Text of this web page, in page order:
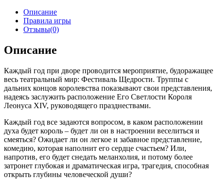
Описание
Правила игры
Отзывы(0)
Описание
Каждый год при дворе проводится мероприятие, будоражащее
весь театральный мир: Фестиваль Щедрости. Труппы с
дальних концов королевства показывают свои представления,
надеясь заслужить расположение Его Светлости Короля
Леонуса XIV, руководящего празднествами.
Каждый год все задаются вопросом, в каком расположении
духа будет король – будет ли он в настроении веселиться и
смеяться? Ожидает ли он легкое и забавное представление,
комедию, которая наполнит его сердце счастьем? Или,
напротив, его будет снедать меланхолия, и потому более
затронет глубокая и драматическая игра, трагедия, способная
открыть глубины человеческой души?